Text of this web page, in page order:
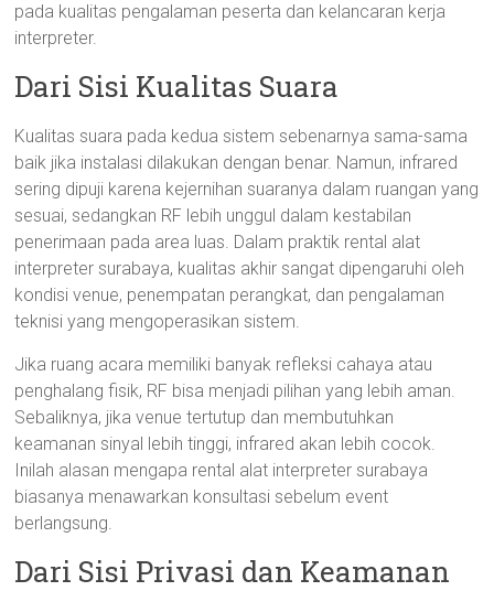
pada kualitas pengalaman peserta dan kelancaran kerja
interpreter.
Dari Sisi Kualitas Suara
Kualitas suara pada kedua sistem sebenarnya sama-sama
baik jika instalasi dilakukan dengan benar. Namun, infrared
sering dipuji karena kejernihan suaranya dalam ruangan yang
sesuai, sedangkan RF lebih unggul dalam kestabilan
penerimaan pada area luas. Dalam praktik rental alat
interpreter surabaya, kualitas akhir sangat dipengaruhi oleh
kondisi venue, penempatan perangkat, dan pengalaman
teknisi yang mengoperasikan sistem.
Jika ruang acara memiliki banyak refleksi cahaya atau
penghalang fisik, RF bisa menjadi pilihan yang lebih aman.
Sebaliknya, jika venue tertutup dan membutuhkan
keamanan sinyal lebih tinggi, infrared akan lebih cocok.
Inilah alasan mengapa rental alat interpreter surabaya
biasanya menawarkan konsultasi sebelum event
berlangsung.
Dari Sisi Privasi dan Keamanan